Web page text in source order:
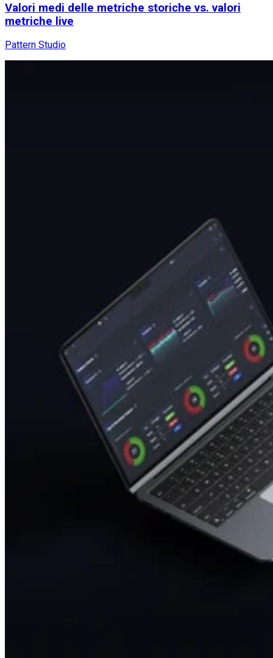
Valori medi delle metriche storiche vs. valori
metriche live
Pattern Studio